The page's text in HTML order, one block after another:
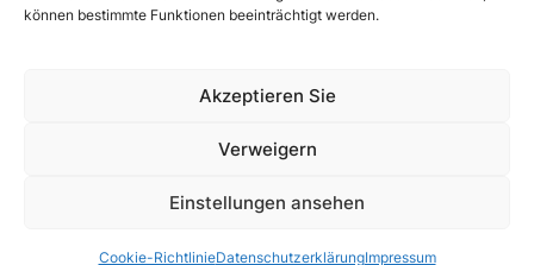
können bestimmte Funktionen beeinträchtigt werden.
Akzeptieren Sie
Verweigern
Einstellungen ansehen
Cookie-RichtlinieDatenschutzerklärungImpressum
© Obeck Verpackungen GmbH 2026. Alle Rechte vorbehalten.